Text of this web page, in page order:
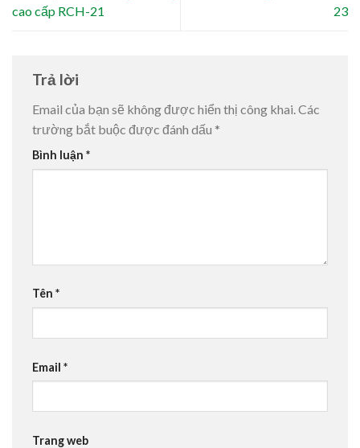
cao cấp RCH-21
23
Trả lời
Email của bạn sẽ không được hiển thị công khai.Các
trường bắt buộc được đánh dấu *
Bình luận *
Tên *
Email *
Trang web